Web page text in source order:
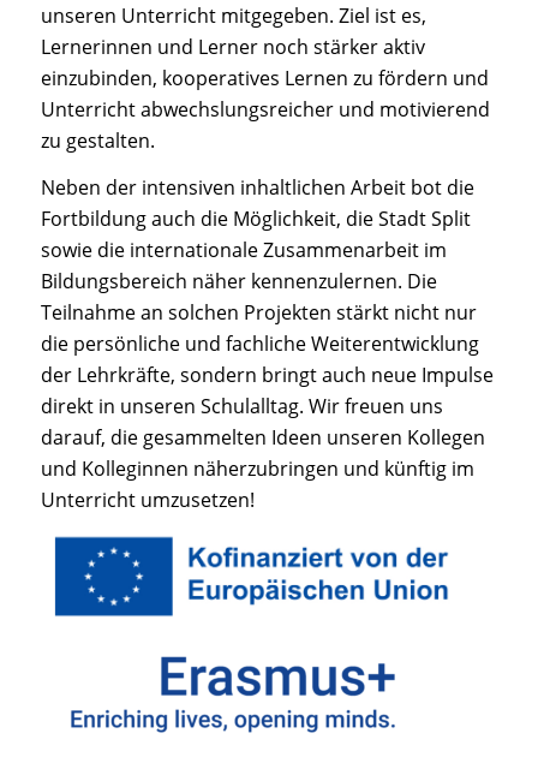
unseren Unterricht mitgegeben. Ziel ist es,
Lernerinnen und Lerner noch stärker aktiv
einzubinden, kooperatives Lernen zu fördern und
Unterricht abwechslungsreicher und motivierend
zu gestalten.
Neben der intensiven inhaltlichen Arbeit bot die
Fortbildung auch die Möglichkeit, die Stadt Split
sowie die internationale Zusammenarbeit im
Bildungsbereich näher kennenzulernen. Die
Teilnahme an solchen Projekten stärkt nicht nur
die persönliche und fachliche Weiterentwicklung
der Lehrkräfte, sondern bringt auch neue Impulse
direkt in unseren Schulalltag. Wir freuen uns
darauf, die gesammelten Ideen unseren Kollegen
und Kolleginnen näherzubringen und künftig im
Unterricht umzusetzen!